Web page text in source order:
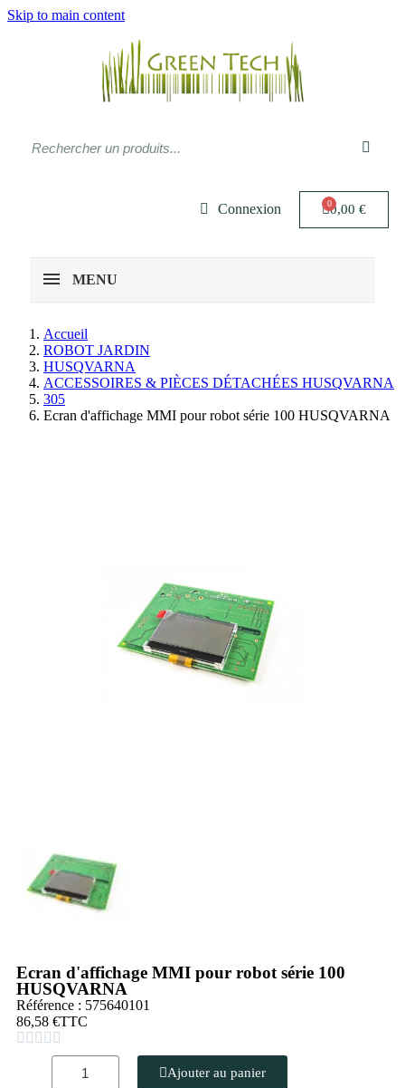
Skip to main content
Connexion 0,00 €
MENU
Accueil
ROBOT JARDIN
HUSQVARNA
ACCESSOIRES & PIÈCES DÉTACHÉES HUSQVARNA
305
Ecran d'affichage MMI pour robot série 100 HUSQVARNA
Ecran d'affichage MMI pour robot série 100
HUSQVARNA
Référence : 575640101
86,58 €TTC
    
Ajouter au panier